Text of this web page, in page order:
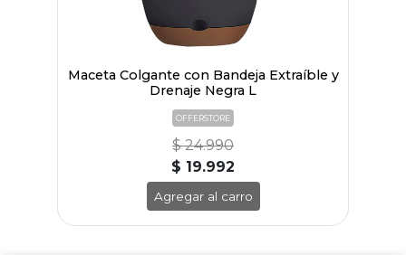
Maceta Colgante con Bandeja Extraíble y
Drenaje Negra L
OFFERSTORE
$ 24.990
$ 19.992
Agregar al carro